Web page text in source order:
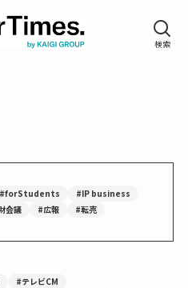
#forStudents
#IP business
会議 #広報 #転売
#テレビCM